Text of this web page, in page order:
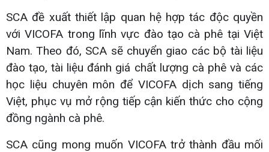
SCA đề xuất thiết lập quan hệ hợp tác độc quyền
với VICOFA trong lĩnh vực đào tạo cà phê tại Việt
Nam. Theo đó, SCA sẽ chuyển giao các bộ tài liệu
đào tạo, tài liệu đánh giá chất lượng cà phê và các
học liệu chuyên môn để VICOFA dịch sang tiếng
Việt, phục vụ mở rộng tiếp cận kiến thức cho cộng
đồng ngành cà phê.
SCA cũng mong muốn VICOFA trở thành đầu mối